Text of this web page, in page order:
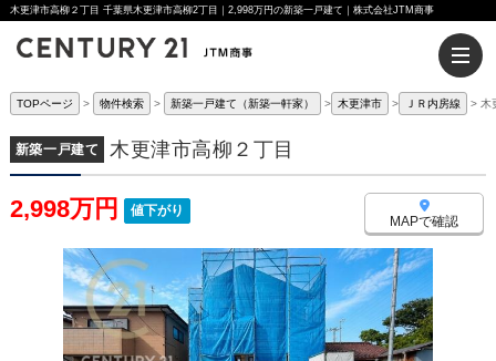
木更津市高柳２丁目 千葉県木更津市高柳2丁目｜2,998万円の新築一戸建て｜株式会社JTM商事
TOPページ 物件検索 新築一戸建て（新築一軒家） 木更津市 ＪＲ内房線 木
新築一戸建て 木更津市高柳２丁目
2,998万円 値下がり
MAPで確認